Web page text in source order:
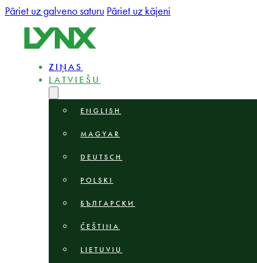
Pāriet uz galveno saturu Pāriet uz kājeni
ZIŅAS
LATVIEŠU
ENGLISH
MAGYAR
DEUTSCH
POLSKI
БЪЛГАРСКИ
ČEŠTINA
LIETUVIŲ